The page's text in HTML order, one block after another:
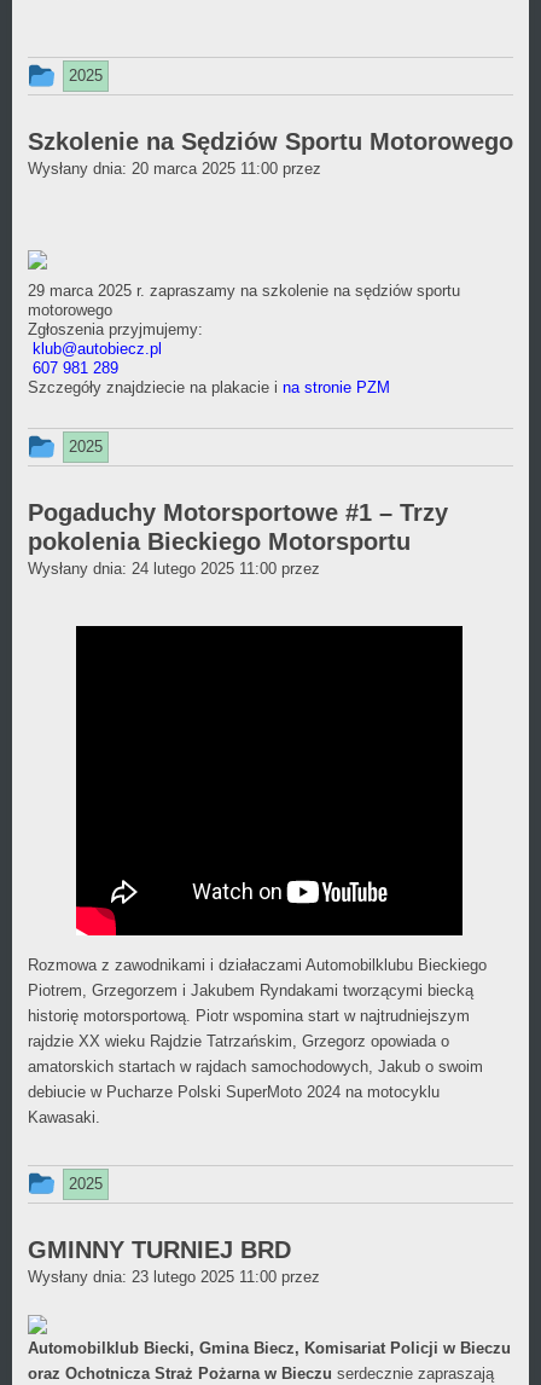
Ten
był
dodany
2025
Szkolenie na Sędziów Sportu Motorowego
Wysłany dnia: 20 marca 2025 11:00 przez
29 marca 2025 r. zapraszamy na szkolenie na sędziów sportu
motorowego
Zgłoszenia przyjmujemy:
klub@autobiecz.pl
607 981 289
Szczegóły znajdziecie na plakacie i na stronie PZM
Ten
był
dodany
w
2025
Pogaduchy Motorsportowe #1 – Trzy
pokolenia Bieckiego Motorsportu
Wysłany dnia: 24 lutego 2025 11:00 przez
Rozmowa z zawodnikami i działaczami Automobilklubu Bieckiego
Piotrem, Grzegorzem i Jakubem Ryndakami tworzącymi biecką
historię motorsportową. Piotr wspomina start w najtrudniejszym
rajdzie XX wieku Rajdzie Tatrzańskim, Grzegorz opowiada o
amatorskich startach w rajdach samochodowych, Jakub o swoim
debiucie w Pucharze Polski SuperMoto 2024 na motocyklu
Kawasaki.
Ten
był
dodany
kategorii
2025
GMINNY TURNIEJ BRD
Wysłany dnia: 23 lutego 2025 11:00 przez
Automobilklub Biecki, Gmina Biecz, Komisariat Policji w Bieczu
oraz Ochotnicza Straż Pożarna w Bieczu serdecznie zapraszają